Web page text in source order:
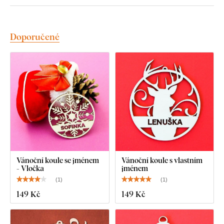
Doporučené
Vánoční koule se jménem
- Vločka
(1)
149 Kč
Vánoční koule s vlastním
jménem
(1)
149 Kč